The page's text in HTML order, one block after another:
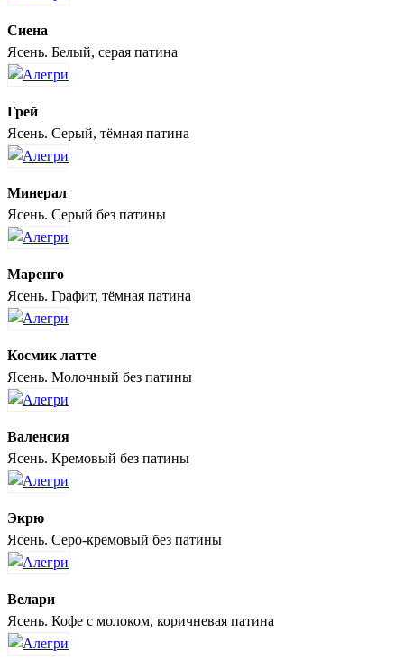
Сиена
Ясень. Белый, серая патина
Грей
Ясень. Серый, тёмная патина
Минерал
Ясень. Серый без патины
Маренго
Ясень. Графит, тёмная патина
Космик латте
Ясень. Молочный без патины
Валенсия
Ясень. Кремовый без патины
Экрю
Ясень. Серо-кремовый без патины
Велари
Ясень. Кофе с молоком, коричневая патина